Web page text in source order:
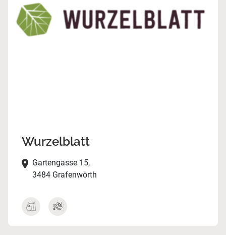
Wurzelblatt
Gartengasse 15,
3484 Grafenwörth